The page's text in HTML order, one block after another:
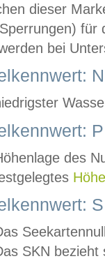
dieser
für
bei
des
SKN